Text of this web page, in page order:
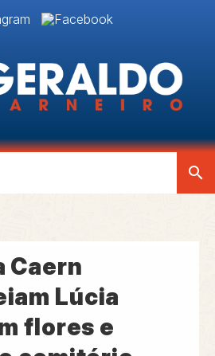
search
Caern
Lúcia
flores e